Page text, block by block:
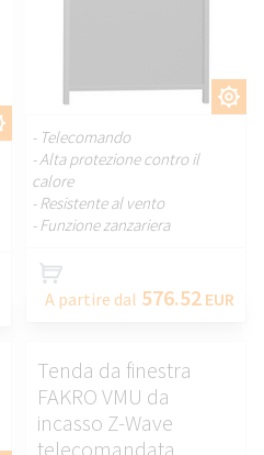
PERSONALIZZARE.
- Telecomando
- Alta protezione contro il
calore
- Resistente al vento
- Funzione zanzariera
A partire dal 576.52 EUR
Tenda da finestra
FAKRO VMU da
incasso Z-Wave
telecomandata